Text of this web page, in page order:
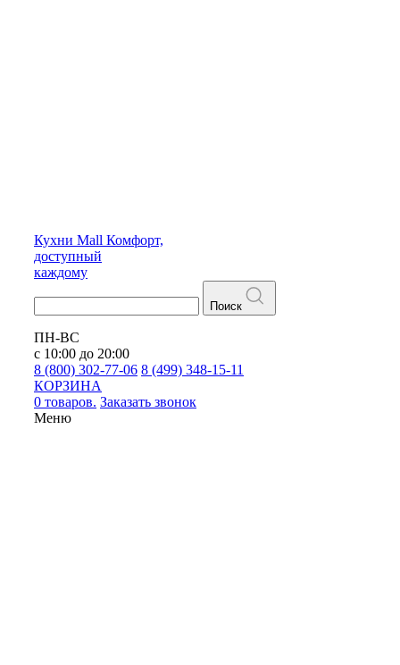
Кухни Mall Комфорт,
доступный
каждому
Поиск
ПН-ВС
с 10:00 до 20:00
8 (800) 302-77-06 8 (499) 348-15-11
КОРЗИНА
0 товаров. Заказать звонок
Меню